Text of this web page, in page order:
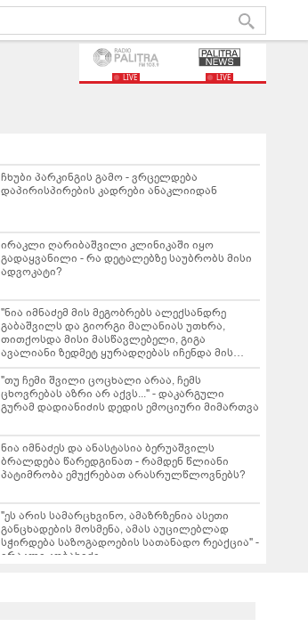
LIVE LIVE
ჩხუბი პარკინგის გამო - ვრცელდება
დაპირისპირების კადრები ანაკლიიდან
ირაკლი ღარიბაშვილი კლინიკაში იყო
გადაყვანილი - რა დეტალებზე საუბრობს მისი
ადვოკატი?
"ნია იმნაძემ მის მეგობრებს ალექსანდრე
გაბაშვილს და გიორგი მალანიას უთხრა,
თითქოსდა მისი მასწავლებელი, გიგა
ავალიანი ზედმეტ ყურადღებას იჩენდა მის
მიმართ" - რა წერია ნია იმნაძის საბრალდებო
დასკვნაში?
"თუ ჩემი შვილი ცოცხალი არაა, ჩემს
ცხოვრებას აზრი არ აქვს..." - დაკარგული
გურამ დადიანიძის დედის ემოციური მიმართვა
ნია იმნაძეს და ანასტასია ბერუაშვილს
ბრალდება წარედგინათ - რამდენ წლიანი
პატიმრობა ემუქრებათ არასრულწლოვნებს?
"ეს არის სამარცხვინო, ამაზრზენია ასეთი
განცხადების მოსმენა, ამას აუცილებლად
სჭირდება საზოგადოების სათანადო რეაქცია" -
ირაკლი კობახიძე